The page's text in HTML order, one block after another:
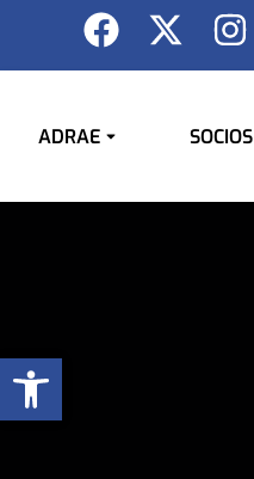
ADRAE SOCIOS
You are here:
Abrir barra de herramientas